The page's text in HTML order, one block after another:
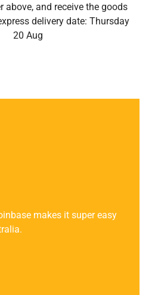
above, and receive the goods
delivery date: Thursday
20 Aug
makes it super easy